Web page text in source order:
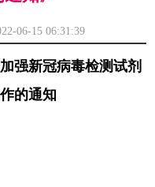
15 06:31:39
强新冠病毒检测试剂
的通知